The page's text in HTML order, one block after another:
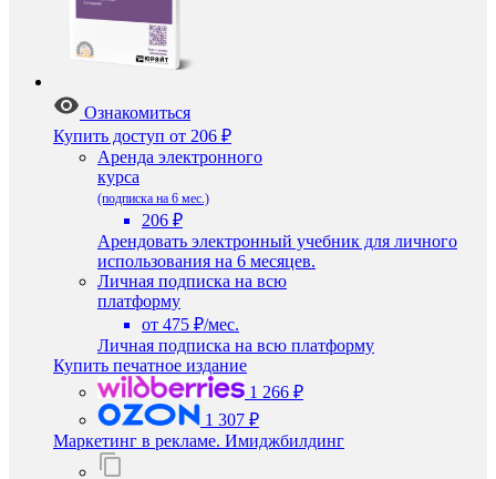
Ознакомиться
Купить доступ от 206 ₽
Аренда электронного
курса
(подписка на 6 мес.)
206 ₽
Арендовать электронный учебник для личного
использования на 6 месяцев.
Личная подписка на всю
платформу
от 475 ₽/мес.
Личная подписка на всю платформу
Купить печатное издание
1 266 ₽
1 307 ₽
Маркетинг в рекламе. Имиджбилдинг